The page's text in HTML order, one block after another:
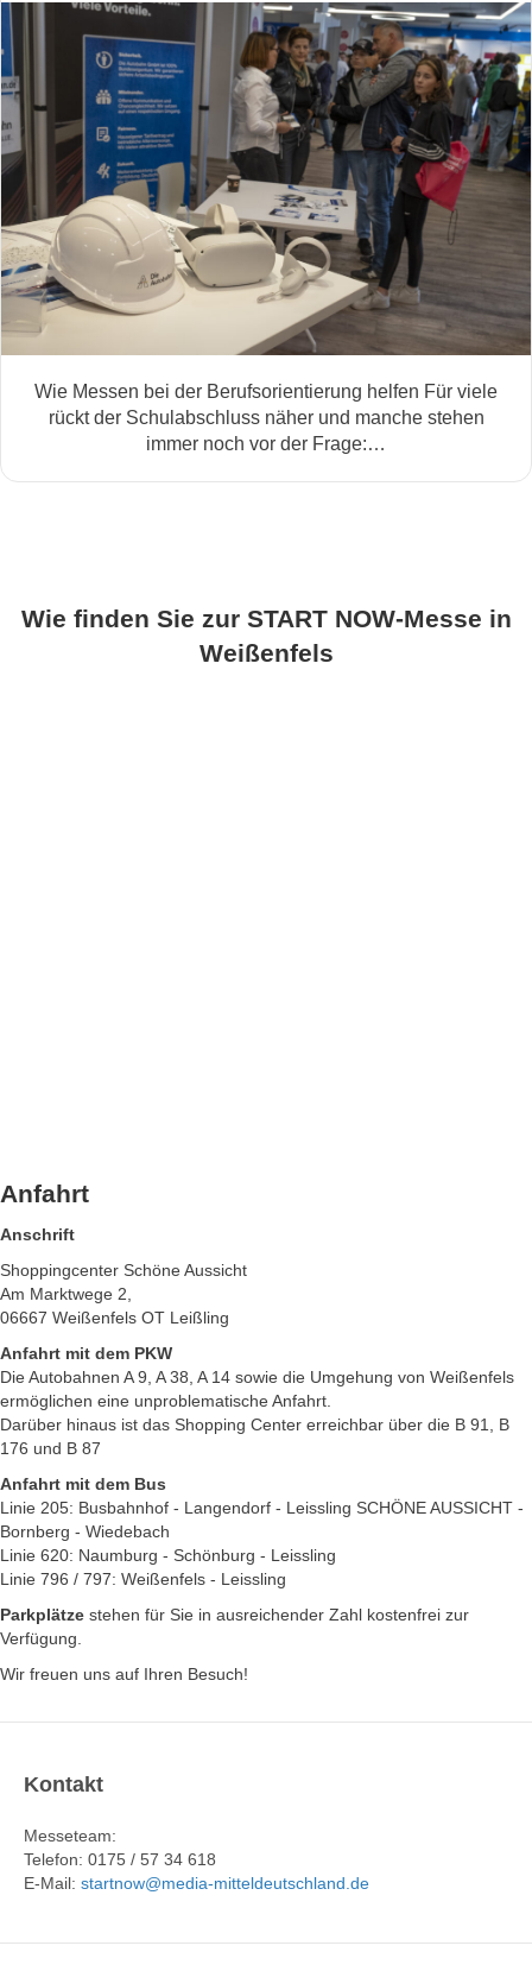
Wie Messen bei der Berufsorientierung helfen Für viele
rückt der Schulabschluss näher und manche stehen
immer noch vor der Frage:…
Wie finden Sie zur START NOW-Messe in
Weißenfels
Anfahrt
Anschrift
Shoppingcenter Schöne Aussicht
Am Marktwege 2,
06667 Weißenfels OT Leißling
Anfahrt mit dem PKW
Die Autobahnen A 9, A 38, A 14 sowie die Umgehung von Weißenfels
ermöglichen eine unproblematische Anfahrt.
Darüber hinaus ist das Shopping Center erreichbar über die B 91, B
176 und B 87
Anfahrt mit dem Bus
Linie 205: Busbahnhof - Langendorf - Leissling SCHÖNE AUSSICHT -
Bornberg - Wiedebach
Linie 620: Naumburg - Schönburg - Leissling
Linie 796 / 797: Weißenfels - Leissling
Parkplätze stehen für Sie in ausreichender Zahl kostenfrei zur
Verfügung.
Wir freuen uns auf Ihren Besuch!
Kontakt
Messeteam:
Telefon: 0175 / 57 34 618
E-Mail: startnow@media-mitteldeutschland.de